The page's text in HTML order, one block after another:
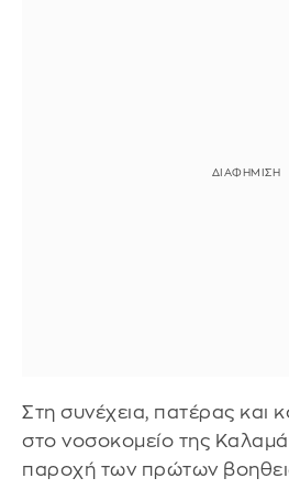
Στη συνέχεια, πατέρας και
στο νοσοκομείο της
παροχή των πρώτων